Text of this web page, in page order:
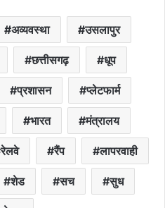
अव्यवस्था उसलापुर
छत्तीसगढ़ धूप
प्रशासन प्लेटफार्म
भारत मंत्रालय
रेलवे रैंप लापरवाही
शेड सच सुध